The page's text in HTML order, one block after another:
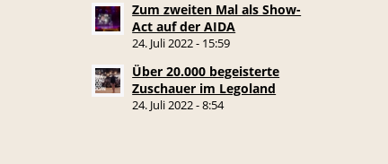
Zum zweiten Mal als Show-
Act auf der AIDA
24. Juli 2022 - 15:59
Über 20.000 begeisterte
Zuschauer im Legoland
24. Juli 2022 - 8:54